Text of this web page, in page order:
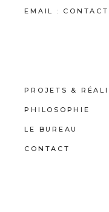
EMAIL :
PROJETS &
PHILOSOPHIE
LE BUREAU
CONTACT